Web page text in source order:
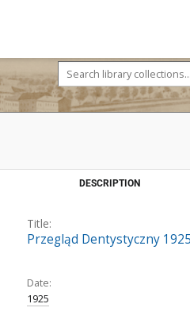
DESCRIPTION
Title:
Przegląd Dentystyczny
Date:
1925